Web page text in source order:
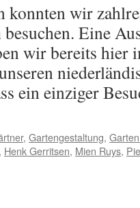
konnten wir
Eine
wir bereits hier
ein einziger
, Gartengestaltung,
, Henk Gerritsen, Mien Ruys,